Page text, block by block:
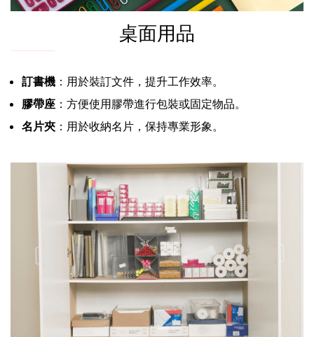
桌面用品
訂書機 ：用於裝訂文件，提升工作效率。
膠帶座 ：方便使用膠帶進行包裝或固定物品。
名片夾 ：用於收納名片，保持專業形象。